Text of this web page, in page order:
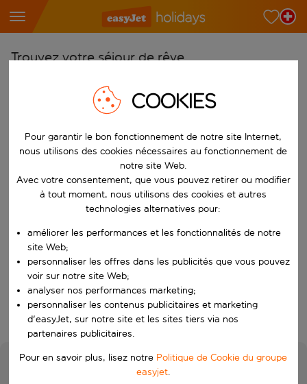
Trouvez votre séjour de rêve
Choisissez votre aéroport
Commencez à taper pour la saisie automatique. Lorsque les
Choisissez votre destination
Vers
Choisissez vos dates
Quand
Qui
Rechercher
COOKIES
Pour garantir le bon fonctionnement de notre site Internet,
nous utilisons des cookies nécessaires au fonctionnement de
notre site Web.
Avec votre consentement, que vous pouvez retirer ou modifier
à tout moment, nous utilisons des cookies et autres
technologies alternatives pour:
améliorer les performances et les fonctionnalités de notre
site Web;
personnaliser les offres dans les publicités que vous pouvez
voir sur notre site Web;
analyser nos performances marketing;
personnaliser les contenus publicitaires et marketing
d'easyJet, sur notre site et les sites tiers via nos
partenaires publicitaires.
Pour en savoir plus, lisez notre Politique de Cookie du groupe
easyjet.